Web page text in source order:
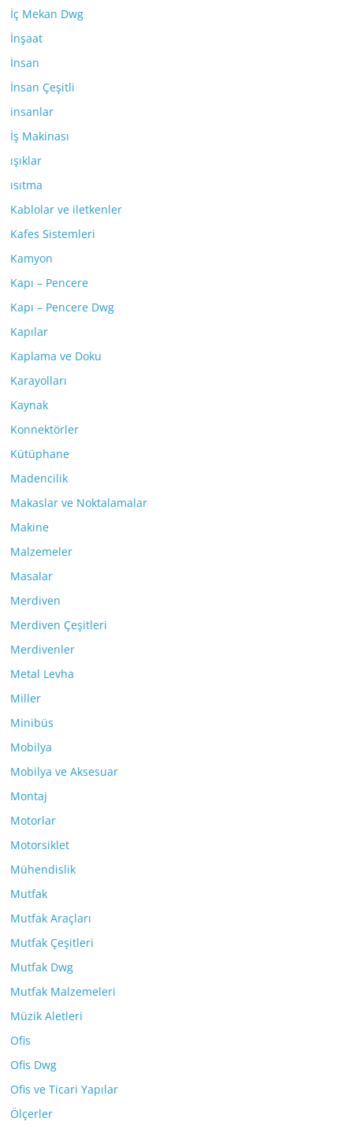
İç Mekan Dwg
İnşaat
İnsan
İnsan Çeşitli
insanlar
İş Makinası
ışıklar
ısıtma
Kablolar ve iletkenler
Kafes Sistemleri
Kamyon
Kapı – Pencere
Kapı – Pencere Dwg
Kapılar
Kaplama ve Doku
Karayolları
Kaynak
Konnektörler
Kütüphane
Madencilik
Makaslar ve Noktalamalar
Makine
Malzemeler
Masalar
Merdiven
Merdiven Çeşitleri
Merdivenler
Metal Levha
Miller
Minibüs
Mobilya
Mobilya ve Aksesuar
Montaj
Motorlar
Motorsiklet
Mühendislik
Mutfak
Mutfak Araçları
Mutfak Çeşitleri
Mutfak Dwg
Mutfak Malzemeleri
Müzik Aletleri
Ofis
Ofis Dwg
Ofis ve Ticari Yapılar
Ölçerler